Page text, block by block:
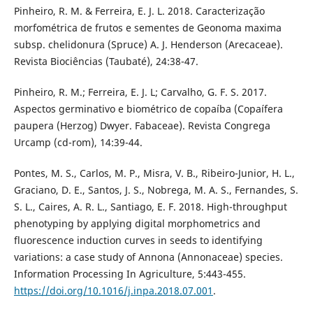
Pinheiro, R. M. & Ferreira, E. J. L. 2018. Caracterização
morfométrica de frutos e sementes de Geonoma maxima
subsp. chelidonura (Spruce) A. J. Henderson (Arecaceae).
Revista Biociências (Taubaté), 24:38-47.
Pinheiro, R. M.; Ferreira, E. J. L; Carvalho, G. F. S. 2017.
Aspectos germinativo e biométrico de copaíba (Copaífera
paupera (Herzog) Dwyer. Fabaceae). Revista Congrega
Urcamp (cd-rom), 14:39-44.
Pontes, M. S., Carlos, M. P., Misra, V. B., Ribeiro-Junior, H. L.,
Graciano, D. E., Santos, J. S., Nobrega, M. A. S., Fernandes, S.
S. L., Caires, A. R. L., Santiago, E. F. 2018. High-throughput
phenotyping by applying digital morphometrics and
fluorescence induction curves in seeds to identifying
variations: a case study of Annona (Annonaceae) species.
Information Processing In Agriculture, 5:443-455.
https://doi.org/10.1016/j.inpa.2018.07.001 .